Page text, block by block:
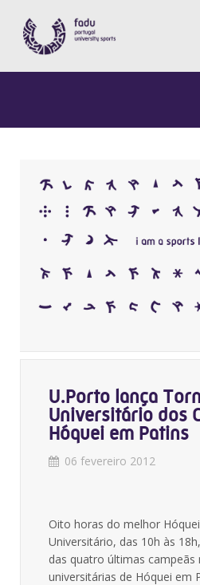
U.Porto lança
Universitário dos
Hóquei em Patins
06 fevereiro 2012
Oito horas do melhor
Universitário, das 10h às
das quatro últimas campeãs
universitárias de Hóquei em